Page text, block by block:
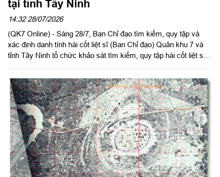
tại tỉnh Tây Ninh
14:32 28/07/2026
(QK7 Online) - Sáng 28/7, Ban Chỉ đạo tìm kiếm, quy tập và
xác định danh tính hài cốt liệt sĩ (Ban Chỉ đạo) Quân khu 7 và
tỉnh Tây Ninh tổ chức khảo sát tìm kiếm, quy tập hài cốt liệt sĩ